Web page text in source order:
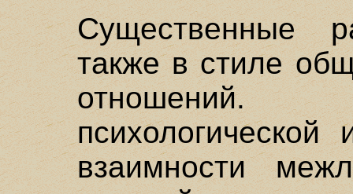
Существенные
также в стиле
отношений.
взаимности